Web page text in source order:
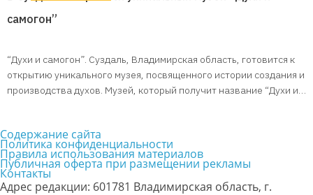
самогон”
“Духи и самогон”. Суздаль, Владимирская область, готовится к
открытию уникального музея, посвященного истории создания и
производства духов. Музей, который получит название “Духи и…
Содержание сайта
Политика конфиденциальности
Правила использования материалов
Публичная оферта при размещении рекламы
Контакты
Адрес редакции: 601781 Владимирская область, г.